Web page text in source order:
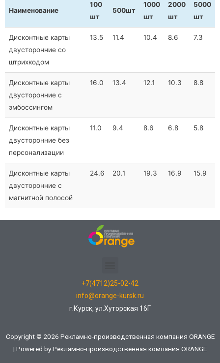
Наименование
100
шт
500шт
1000
шт
2000
шт
5000
шт
Дисконтные карты
двусторонние со
штрихкодом
13.5 11.4 10.4 8.6 7.3
Дисконтные карты
двусторонние с
эмбоссингом
16.0 13.4 12.1 10.3 8.8
Дисконтные карты
двусторонние без
персонализации
11.0 9.4 8.6 6.8 5.8
Дисконтные карты
двусторонние с
магнитной полосой
24.6 20.1 19.3 16.9 15.9
+7(4712)25-02-42
info@orange-kursk.ru
г.Курск, ул.Хуторская 16Г
Copyright © 2026 Рекламно-производственная компания ORANGE
| Powered by Рекламно-производственная компания ORANGE